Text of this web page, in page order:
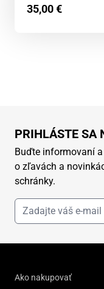
35,00€
PRIHLÁSTE SA
Buďte informovaní
o zľavách a
schránky.
Ako nakupovať